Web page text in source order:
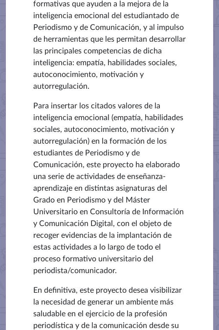
formativas que ayuden a la mejora de la
inteligencia emocional del estudiantado de
Periodismo y de Comunicación, y al impulso
de herramientas que les permitan desarrollar
las principales competencias de dicha
inteligencia: empatía, habilidades sociales,
autoconocimiento, motivación y
autorregulación.
Para insertar los citados valores de la
inteligencia emocional (empatía, habilidades
sociales, autoconocimiento, motivación y
autorregulación) en la formación de los
estudiantes de Periodismo y de
Comunicación, este proyecto ha elaborado
una serie de actividades de enseñanza-
aprendizaje en distintas asignaturas del
Grado en Periodismo y del Máster
Universitario en Consultoría de Información
y Comunicación Digital, con el objeto de
recoger evidencias de la implantación de
estas actividades a lo largo de todo el
proceso formativo universitario del
periodista/comunicador.
En definitiva, este proyecto desea visibilizar
la necesidad de generar un ambiente más
saludable en el ejercicio de la profesión
periodística y de la comunicación desde su